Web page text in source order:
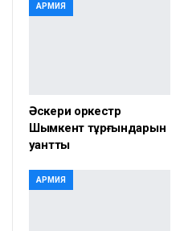
АРМИЯ
Әскери оркестр
Шымкент тұрғындарын
қуантты
АРМИЯ